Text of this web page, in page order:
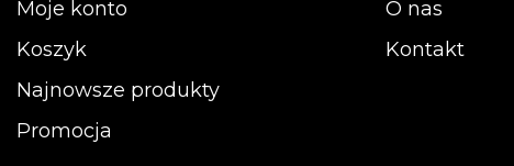
Moje konto
Koszyk
Najnowsze produkty
Promocja
O nas
Kontakt